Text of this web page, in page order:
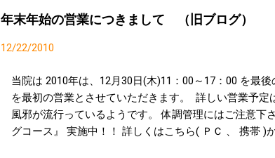
年末年始の営業につきまして （旧ブログ）
12/22/2010
当院は 2010年は、12月30日(木)11：00～17：00 を最
を最初の営業とさせていただきます。 詳しい営業予定
風邪が流行っているようです。 体調管理にはご注意下
グコース』 実施中！！ 詳しくはこちら( ＰＣ 、 携帯 )